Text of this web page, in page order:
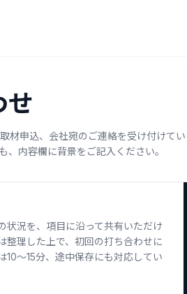
せ
材申込、会社宛のご連絡を受け付けて
、内容欄に背景をご記入ください。
状況を、項目に沿って共有いただけ
整理した上で、初回の打ち合わせに
10〜15分、途中保存にも対応してい